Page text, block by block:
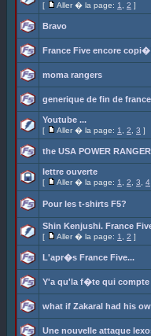
[ Aller � la page: 1 2 ]
Bravo
France Five encore
moma rangers
generique de fin de
Youtube ...
[ Aller � la page: 1 2 3 ]
the USA POWER
lettre ouverte
[ Aller � la page: 1 2 3 4
Pour les t-shirts F5?
Shin Kenjushi. France
[ Aller � la page: 1 2 ]
L'apr�s France Five...
Y'a qu'la f�te qui compte
what if Zakaral had his
Une nouvelle attaque